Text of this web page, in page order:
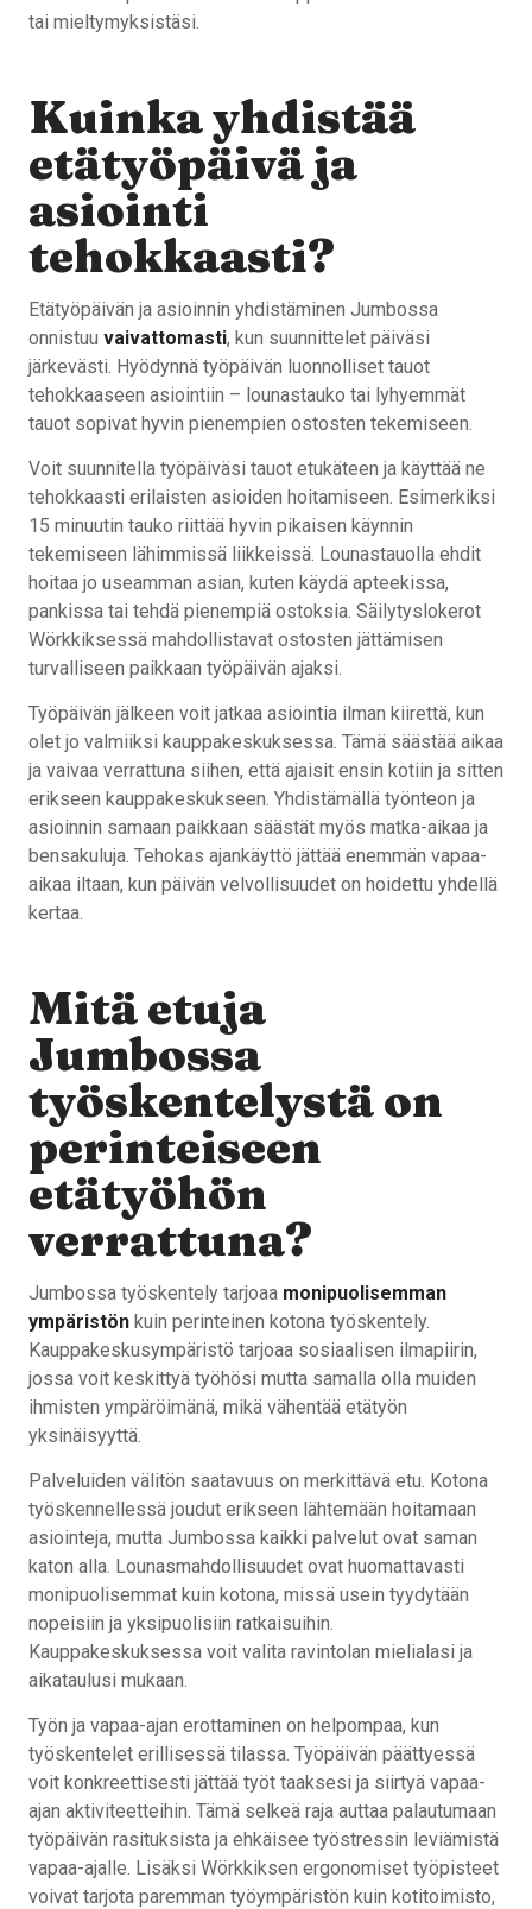
tai mieltymyksistäsi.
Kuinka yhdistää
etätyöpäivä ja
asiointi
tehokkaasti?
Etätyöpäivän ja asioinnin yhdistäminen Jumbossa
onnistuu vaivattomasti, kun suunnittelet päiväsi
järkevästi. Hyödynnä työpäivän luonnolliset tauot
tehokkaaseen asiointiin – lounastauko tai lyhyemmät
tauot sopivat hyvin pienempien ostosten tekemiseen.
Voit suunnitella työpäiväsi tauot etukäteen ja käyttää ne
tehokkaasti erilaisten asioiden hoitamiseen. Esimerkiksi
15 minuutin tauko riittää hyvin pikaisen käynnin
tekemiseen lähimmissä liikkeissä. Lounastauolla ehdit
hoitaa jo useamman asian, kuten käydä apteekissa,
pankissa tai tehdä pienempiä ostoksia. Säilytyslokerot
Wörkkiksessä mahdollistavat ostosten jättämisen
turvalliseen paikkaan työpäivän ajaksi.
Työpäivän jälkeen voit jatkaa asiointia ilman kiirettä, kun
olet jo valmiiksi kauppakeskuksessa. Tämä säästää aikaa
ja vaivaa verrattuna siihen, että ajaisit ensin kotiin ja sitten
erikseen kauppakeskukseen. Yhdistämällä työnteon ja
asioinnin samaan paikkaan säästät myös matka-aikaa ja
bensakuluja. Tehokas ajankäyttö jättää enemmän vapaa-
aikaa iltaan, kun päivän velvollisuudet on hoidettu yhdellä
kertaa.
Mitä etuja
Jumbossa
työskentelystä on
perinteiseen
etätyöhön
verrattuna?
Jumbossa työskentely tarjoaa monipuolisemman
ympäristön kuin perinteinen kotona työskentely.
Kauppakeskusympäristö tarjoaa sosiaalisen ilmapiirin,
jossa voit keskittyä työhösi mutta samalla olla muiden
ihmisten ympäröimänä, mikä vähentää etätyön
yksinäisyyttä.
Palveluiden välitön saatavuus on merkittävä etu. Kotona
työskennellessä joudut erikseen lähtemään hoitamaan
asiointeja, mutta Jumbossa kaikki palvelut ovat saman
katon alla. Lounasmahdollisuudet ovat huomattavasti
monipuolisemmat kuin kotona, missä usein tyydytään
nopeisiin ja yksipuolisiin ratkaisuihin.
Kauppakeskuksessa voit valita ravintolan mielialasi ja
aikataulusi mukaan.
Työn ja vapaa-ajan erottaminen on helpompaa, kun
työskentelet erillisessä tilassa. Työpäivän päättyessä
voit konkreettisesti jättää työt taaksesi ja siirtyä vapaa-
ajan aktiviteetteihin. Tämä selkeä raja auttaa palautumaan
työpäivän rasituksista ja ehkäisee työstressin leviämistä
vapaa-ajalle. Lisäksi Wörkkiksen ergonomiset työpisteet
voivat tarjota paremman työympäristön kuin kotitoimisto,